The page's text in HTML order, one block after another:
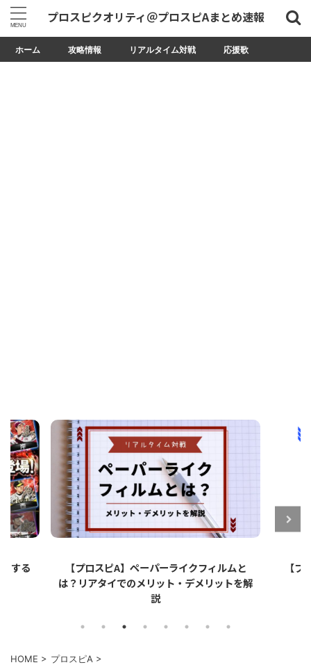
プロスピクオリティ＠プロスピAまとめ速報
ホーム 攻略情報 リアルタイム対戦 応援歌
する
【プロスピA】ペーパーライクフィルムと
は？リアタイでのメリット・デメリットを解
説
【
HOME > プロスピA >